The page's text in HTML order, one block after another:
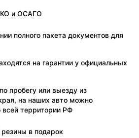
и ОСАГО
полного пакета документов для
на гарантии у официальных
пробегу или выезду из
на наших авто можно
всей территории РФ
в подарок